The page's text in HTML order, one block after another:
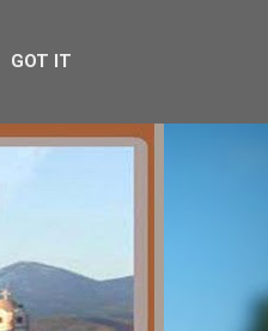
GOT IT